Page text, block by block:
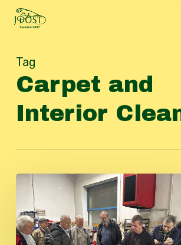
Skip
Tag
Carpet and
Interior
Beauty
2024